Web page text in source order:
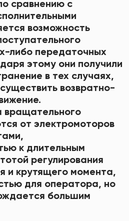
сравнению с
возможность
либо передаточных
этому они получили
в тех случаях,
возвратно-
вращательного
от электромоторов
к длительным
регулирования
и крутящего момента,
для оператора, но
большим